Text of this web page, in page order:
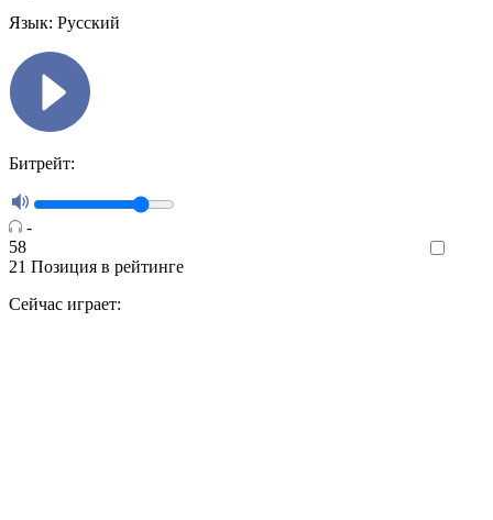
Язык: Русский
Битрейт:
-
58
21 Позиция в рейтинге
Сейчас играет: